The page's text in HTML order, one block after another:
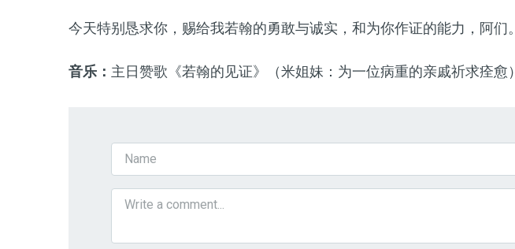
今天特别恳求你，赐给我若翰的勇敢与诚实 ， 和为你作证的能力，阿们。
音乐： 主日赞歌《若翰的见证》（米姐妹：为一位病重的亲戚祈求痊愈）